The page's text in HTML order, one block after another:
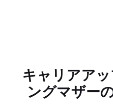
キャリアア
ングマザー